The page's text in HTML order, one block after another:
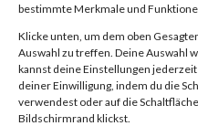
bestimmte Merkmale und
Klicke unten, um dem oben
Auswahl zu treffen. Deine Auswahl
kannst deine Einstellungen
deiner Einwilligung, indem du die
verwendest oder auf die
Bildschirmrand klickst.
Facebook 0